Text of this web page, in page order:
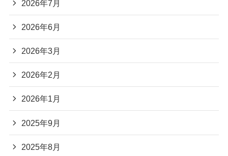
2026年7月
2026年6月
2026年3月
2026年2月
2026年1月
2025年9月
2025年8月